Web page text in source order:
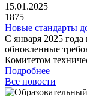
15.01.2025
1875
Новые стандарты
С января 2025 года
обновленные
Комитетом
Подробнее
Все новости